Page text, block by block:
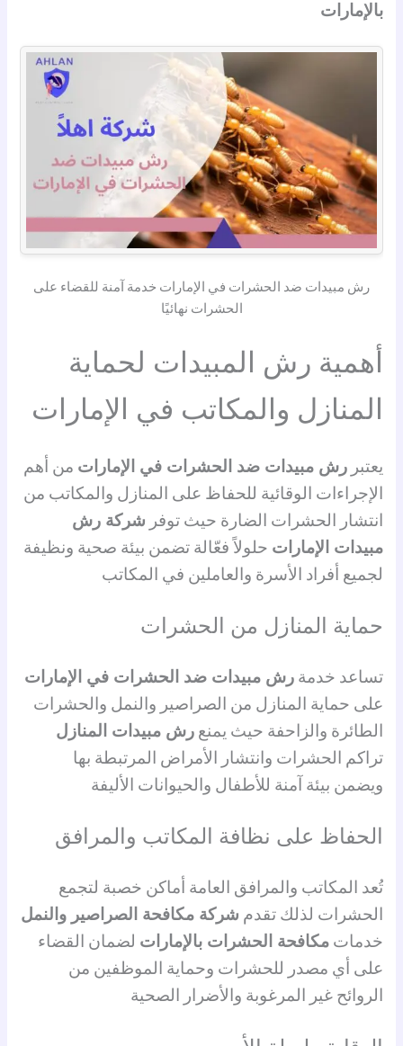
بالإمارات
رش مبيدات ضد الحشرات في الإمارات خدمة آمنة للقضاء على
الحشرات نهائيًا
أهمية رش المبيدات لحماية
المنازل والمكاتب في الإمارات
يعتبررش مبيدات ضد الحشرات في الإمارات من أهم
الإجراءات الوقائية للحفاظ على المنازل والمكاتب من
انتشار الحشرات الضارة حيث توفر شركة رش
مبيدات الإمارات حلولاً فعّالة تضمن بيئة صحية ونظيفة
لجميع أفراد الأسرة والعاملين في المكاتب
حماية المنازل من الحشرات
تساعد خدمةرش مبيدات ضد الحشرات في الإمارات
على حماية المنازل من الصراصير والنمل والحشرات
الطائرة والزاحفة حيث يمنعرش مبيدات المنازل
تراكم الحشرات وانتشار الأمراض المرتبطة بها
ويضمن بيئة آمنة للأطفال والحيوانات الأليفة
الحفاظ على نظافة المكاتب والمرافق
تُعد المكاتب والمرافق العامة أماكن خصبة لتجمع
الحشرات لذلك تقدم شركة مكافحة الصراصير والنمل
خدماتمكافحة الحشرات بالإمارات لضمان القضاء
على أي مصدر للحشرات وحماية الموظفين من
الروائح غير المرغوبة والأضرار الصحية